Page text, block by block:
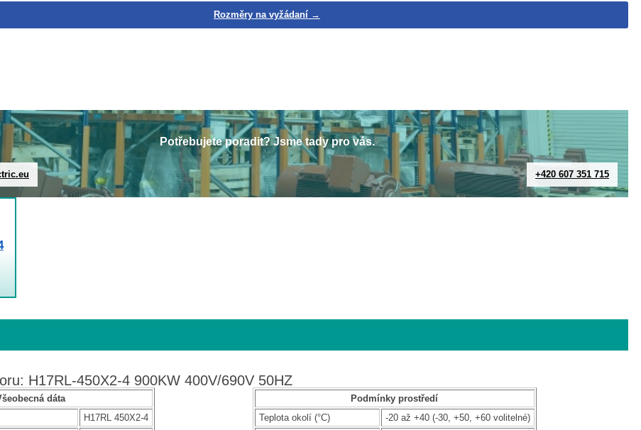
Rozměry na vyžádaní →
Potřebujete poradit? Jsme tady pro vás.
+420 607 351 715
H17RL-450X2-4 900KW 400V/690V 50HZ
dáta
H17RL 450X2-4
Podmínky prostředí
Teplota okolí (°C)
-20 až +40 (-30, +50, +60 volitelné)